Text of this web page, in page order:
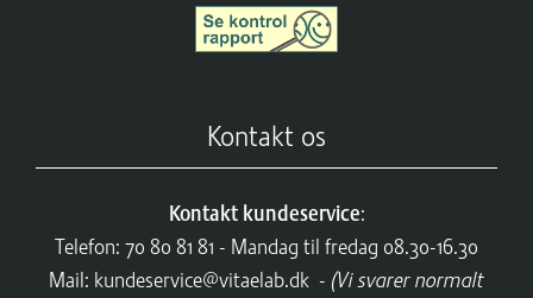
Kontakt os
Kontakt kundeservice:
Telefon: 70 80 81 81 - Mandag til fredag 08.30-16.30
Mail: kundeservice@vitaelab.dk - (Vi svarer normalt